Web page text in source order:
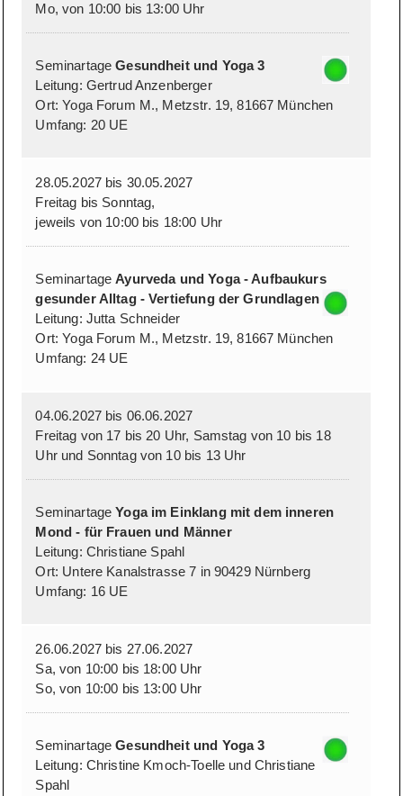
Mo, von 10:00 bis 13:00 Uhr
SeminartageGesundheit und Yoga 3
Leitung: Gertrud Anzenberger
Ort: Yoga Forum M., Metzstr. 19, 81667 München
Umfang: 20 UE
28.05.2027 bis 30.05.2027
Freitag bis Sonntag,
jeweils von 10:00 bis 18:00 Uhr
SeminartageAyurveda und Yoga - Aufbaukurs
gesunder Alltag - Vertiefung der Grundlagen
Leitung: Jutta Schneider
Ort: Yoga Forum M., Metzstr. 19, 81667 München
Umfang: 24 UE
04.06.2027 bis 06.06.2027
Freitag von 17 bis 20 Uhr, Samstag von 10 bis 18
Uhr und Sonntag von 10 bis 13 Uhr
SeminartageYoga im Einklang mit dem inneren
Mond - für Frauen und Männer
Leitung: Christiane Spahl
Ort: Untere Kanalstrasse 7 in 90429 Nürnberg
Umfang: 16 UE
26.06.2027 bis 27.06.2027
Sa, von 10:00 bis 18:00 Uhr
So, von 10:00 bis 13:00 Uhr
SeminartageGesundheit und Yoga 3
Leitung: Christine Kmoch-Toelle und Christiane
Spahl